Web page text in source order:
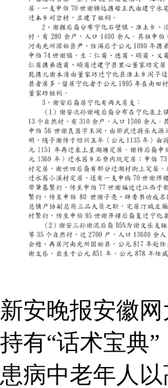
新安晚报安徽
持有“话术宝典
患病中老年人